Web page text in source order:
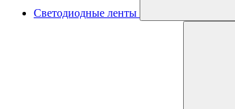
Светодиодные ленты